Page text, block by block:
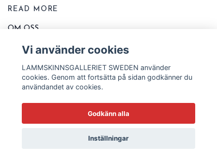
READ MORE
OM OSS
KONTAKTA OSS
KÖPVILLKOR
TVÄTT OCH SKÖTSELRÅD
STORLEKSSCHEMA
BLOGG
Vi använder cookies
LAMMSKINNSGALLERIET SWEDEN använder
cookies. Genom att fortsätta på sidan godkänner du
användandet av cookies.
Godkänn alla
Inställningar